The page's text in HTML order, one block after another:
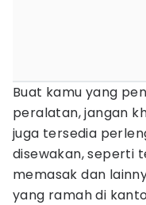
Buat kamu yang
peralatan, jangan
juga tersedia
disewakan, seperti
memasak dan
yang ramah di